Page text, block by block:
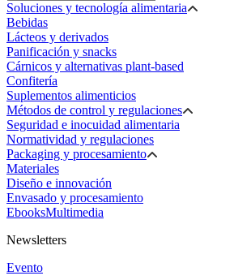
Soluciones y tecnología alimentaria
Bebidas
Lácteos y derivados
Panificación y snacks
Cárnicos y alternativas plant-based
Confitería
Suplementos alimenticios
Métodos de control y regulaciones
Seguridad e inocuidad alimentaria
Normatividad y regulaciones
Packaging y procesamiento
Materiales
Diseño e innovación
Envasado y procesamiento
EbooksMultimedia
Newsletters
Evento